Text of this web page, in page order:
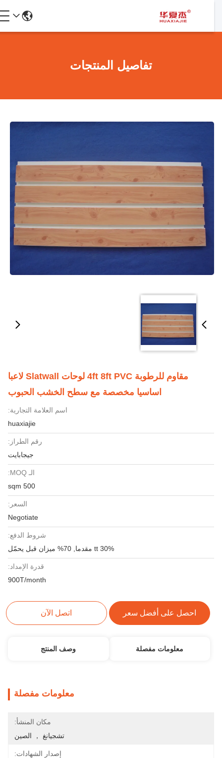
تفاصيل المنتجات
مقاوم للرطوبة 4ft 8ft PVC لوحات Slatwall لاعبا
اساسيا مخصصة مع سطح الخشب الحبوب
اسم العلامة التجارية:
huaxiajie
رقم الطراز:
جيجابايت
الـ MOQ:
500 sqm
السعر:
Negotiate
شروط الدفع:
30% tt مقدما, 70% ميزان قبل يحمّل
قدرة الإمداد:
900T/month
احصل على أفضل سعر اتصل الآن
معلومات مفصلة وصف المنتج
معلومات مفصلة
مكان المنشأ:
تشجيانغ ， الصين
إصدار الشهادات: